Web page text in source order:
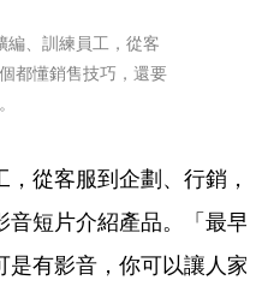
編、訓練員工，從客
都懂銷售技巧，還要
從客服到企劃、行銷，
短片介紹產品。「最早
有影音，你可以讓人家